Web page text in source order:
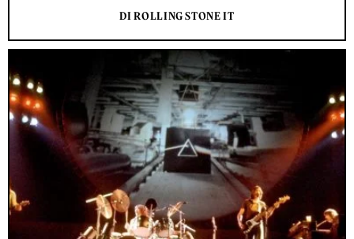
DI ROLLING STONE IT